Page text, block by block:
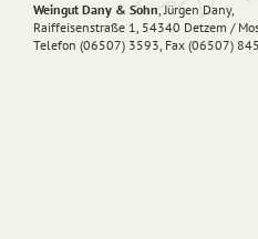
Weingut Dany & Sohn, Jürgen Dany,
Raiffeisenstraße 1, 54340 Detzem /
Telefon (06507) 3593, Fax (06507)